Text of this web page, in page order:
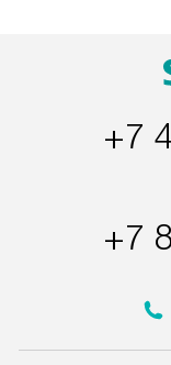
+7
+7